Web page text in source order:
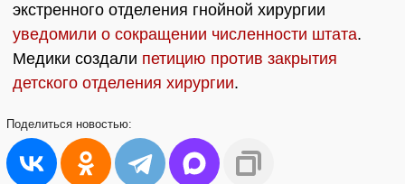
экстренного отделения гнойной хирургии
уведомили о сокращении численности штата.
Медики создали петицию против закрытия
детского отделения хирургии.
Поделиться новостью: